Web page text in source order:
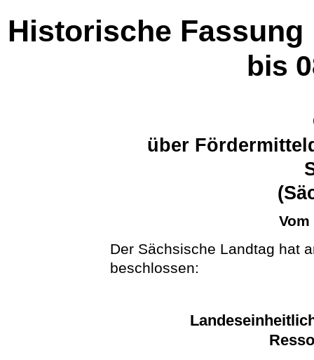
Historische Fassung
bis
über
Der Sächsische Landtag hat
beschlossen: